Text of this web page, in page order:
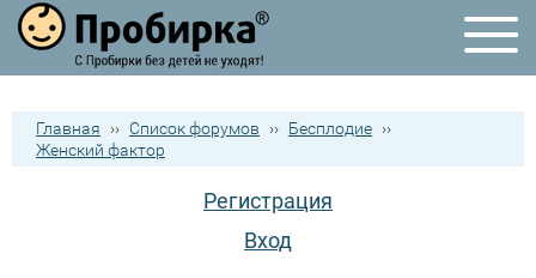
Главная ›› Список форумов ›› Бесплодие ››
Женский фактор
Регистрация
Вход